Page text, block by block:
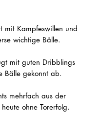
mit Kampfeswillen und
wichtige Bälle.
mit guten Dribblings
Bälle gekonnt ab.
mehrfach aus der
ohne Torerfolg.